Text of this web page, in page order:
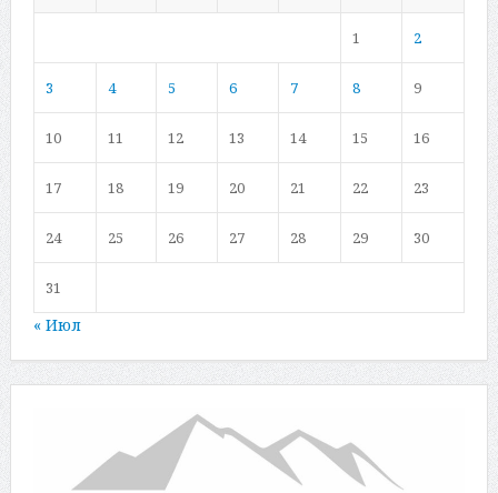
1 2
3 4 5 6 7 8 9
10 11 12 13 14 15 16
17 18 19 20 21 22 23
24 25 26 27 28 29 30
31
« Июл